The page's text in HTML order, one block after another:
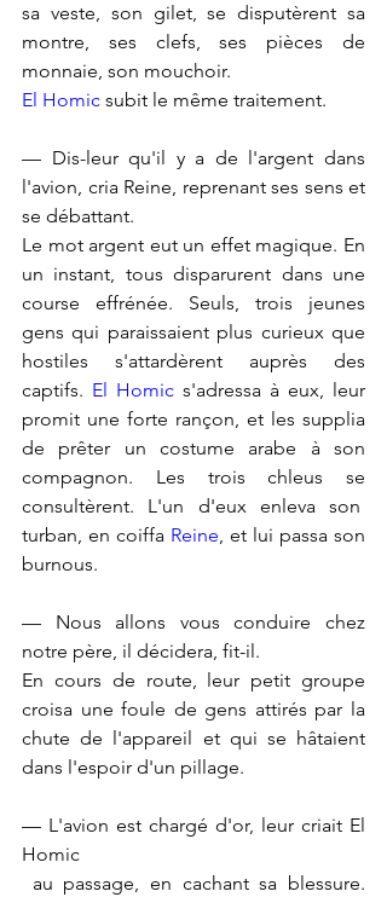
sa veste, son gilet, se disputèrent sa
montre, ses clefs, ses pièces de
monnaie, son mouchoir.
El Homic subit le même traitement.
— Dis-leur qu'il y a de l'argent dans
l'avion, cria Reine, reprenant ses sens et
se débattant.
Le mot argent eut un effet magique. En
un instant, tous disparurent dans une
course effrénée. Seuls, trois jeunes
gens qui paraissaient plus curieux que
hostiles s'attardèrent auprès des
captifs. El Homic s'adressa à eux, leur
promit une forte rançon, et les supplia
de prêter un costume arabe à son
compagnon. Les trois chleus se
consultèrent. L'un d'eux enleva son
turban, en coiffa Reine, et lui passa son
burnous.
— Nous allons vous conduire chez
notre père, il décidera, fit-il.
En cours de route, leur petit groupe
croisa une foule de gens attirés par la
chute de l'appareil et qui se hâtaient
dans l'espoir d'un pillage.
— L'avion est chargé d'or, leur criait El
Homic
au passage, en cachant sa blessure.